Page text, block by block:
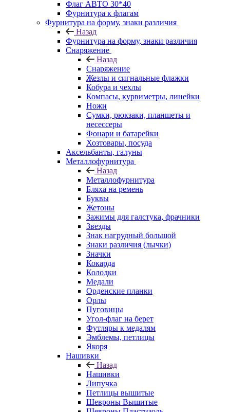
Флаг АВТО 30*40
Фурнитура к флагам
Фурнитура на форму, знаки различия
Назад
Фурнитура на форму, знаки различия
Снаряжение
Назад
Снаряжение
Жезлы и сигнальные флажки
Кобура и чехлы
Компасы, курвиметры, линейки
Ножи
Сумки, рюкзаки, планшеты и
несессеры
Фонари и батарейки
Хозтовары, посуда
Аксельбанты, галуны
Металлофурнитура
Назад
Металлофурнитура
Бляха на ремень
Буквы
Жетоны
Зажимы для галстука, фрачники
Звезды
Знак нагрудный большой
Знаки различия (лычки)
Значки
Кокарда
Колодки
Медали
Орденские планки
Орлы
Пуговицы
Угол-флаг на берет
Футляры к медалям
Эмблемы, петлицы
Якоря
Нашивки
Назад
Нашивки
Липучка
Петлицы вышитые
Шевроны Вышитые